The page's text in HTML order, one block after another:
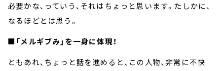
必要かな、っていう、それはちょっと思います。たしかに、
なるほどとは思う。
■「メルギブみ」を一身に体現！
ともあれ、ちょっと話を進めると、この人物、非常に不快